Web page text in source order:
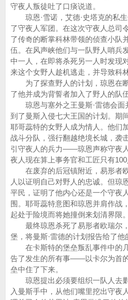
守夜人叛徒吐了口痰说道。
琼恩·雪诺，艾德·史塔克的私生
了守夜人军团。在这次守夜人总司
了传奇的断掌科林带领的侦查小队
伍。在风声峡他们与一队野人哨兵
中一人，在即将杀死另一人时发现
来这个女野人趁机逃走，并导致科
为了探查野人的计划，琼恩在
了他并成为背誓者加入了野人的队伍
琼恩与塞外之王曼斯·雷德会面
到了曼斯入侵七大王国的计划。期
耶哥蕊特的女野人成为情人。他们
战斗分队，强行翻越绝境长城，袭
引守夜人的兵力——琼恩声称守夜
夜人现在算上事务官和工匠只有100
在废弃的后冠镇附近，易形者
人以证明自己对野人的忠诚。但琼
平民，证明了他内心还是一个守夜
围。耶哥蕊特意图和琼恩并肩作战
起处于险境而将她撞倒来划清界限。
最终琼恩杀死了易形者欧瑞尔
堡，将曼斯·雷德的计划报告给了他
在卡斯特的堡垒叛乱事件中的
告了发生的所有事——以卡尔为首
垒中住了下来。
琼恩提出必须要组织一队人去
入曼斯手中，从他们嘴里挖出守夜